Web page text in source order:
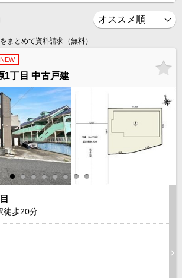
まとめて資料請求（無料）
NEW
1丁目 中古戸建
徒歩20分
お問い合わせ
営業メールは固くお断りします
成田支店
店
成田支店 木更津支店
東京支店
店
成田支店
店